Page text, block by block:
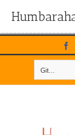
Skip
to
Git...